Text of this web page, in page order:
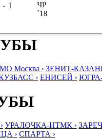
- 1
ЧР
`18
Москва › ЗЕНИТ-
› ЕНИСЕЙ ›
УРАЛОЧКА-НТМК ›
› СПАРТА ›